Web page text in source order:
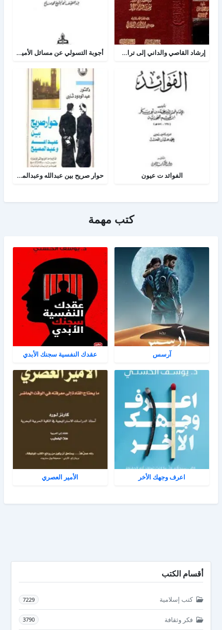
إرشاد القاصي والداني إلى تراجم شيوخ الطبراني أجوبة التسولي عن مسائل الأمير عبد القادر في الجهاد
الفوائد ت عيون حوار صريح بين عبدالله وعبدالمسيح
كتب مهمة
آرسس عقدك النفسية سجنك الأبدي
اعرف وجهك الأخر الأمير العصري
أقسام الكتب
كتب إسلامية 7229
فكر وثقافة 3790